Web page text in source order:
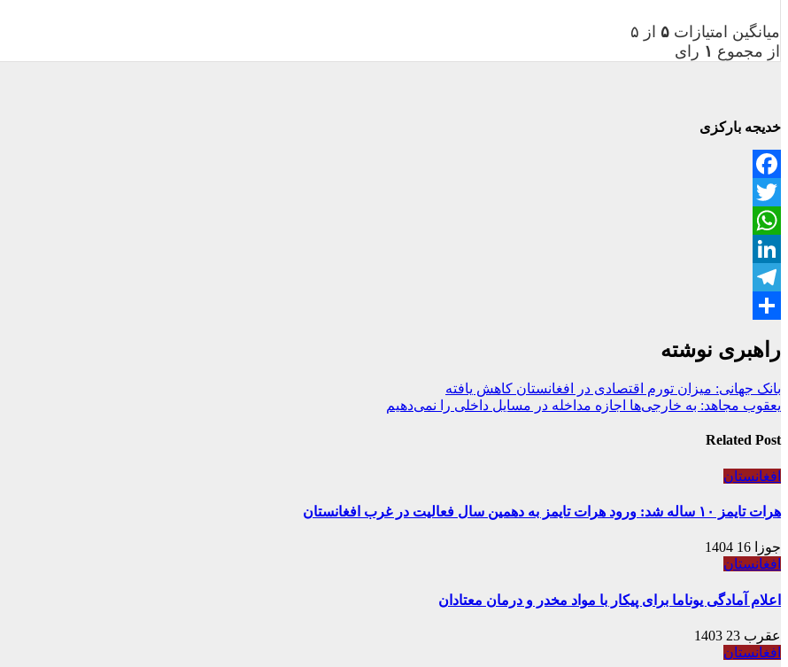
میانگین امتیازات ۵ از ۵
از مجموع ۱ رای
خدیجه بارکزی
Facebook
Twitter
WhatsApp
LinkedIn
Telegram
راهبری نوشته
بانک جهانی: میزان تورم اقتصادی در افغانستان کاهش یافته
یعقوب مجاهد: به خارجی‌ها اجازه مداخله در مسایل داخلی را نمی‌دهیم
Related Post
افغانستان
هرات تایمز ۱۰ ساله شد: ورود هرات تایمز به دهمین سال فعالیت در غرب افغانستان
جوزا 16 1404
افغانستان
اعلام آمادگی یوناما برای پیکار با مواد مخدر و درمان معتادان
عقرب 23 1403
افغانستان